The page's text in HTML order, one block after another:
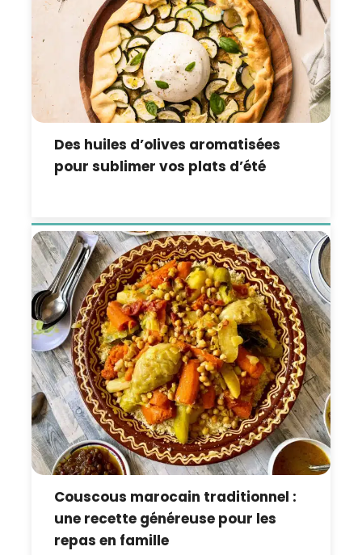
Des huiles d’olives aromatisées
pour sublimer vos plats d’été
Couscous marocain traditionnel :
une recette généreuse pour les
repas en famille